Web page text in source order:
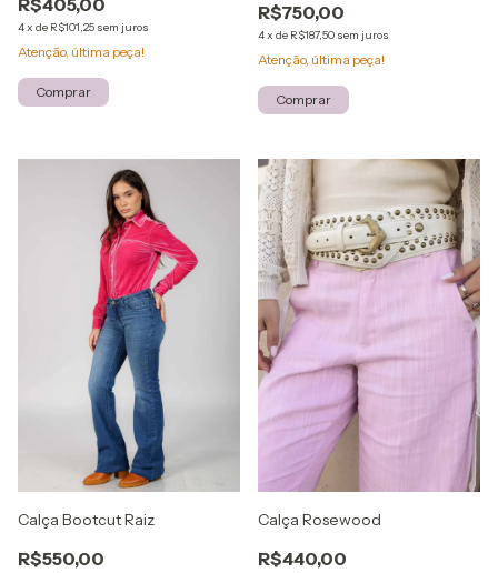
R$405,00
4x de R$101,25 sem juros
Atenção, última peça!
Comprar
R$750,00
4x de R$187,50 sem juros
Atenção, última peça!
Comprar
Calça Bootcut Raiz
R$550,00
Calça Rosewood
R$440,00